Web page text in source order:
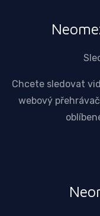
Chcete sledovat
webový